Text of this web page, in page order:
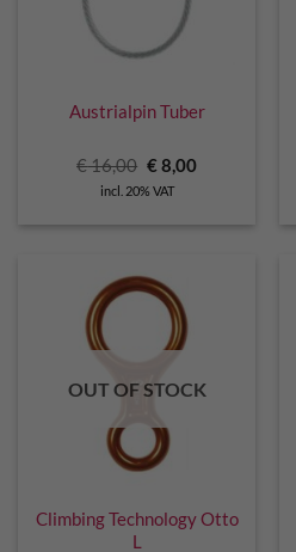
Austrialpin Tuber
€16,00 Original
price
was:
€8,00Current
incl. 20% VAT
OUT OF STOCK
Climbing Technology Otto
L